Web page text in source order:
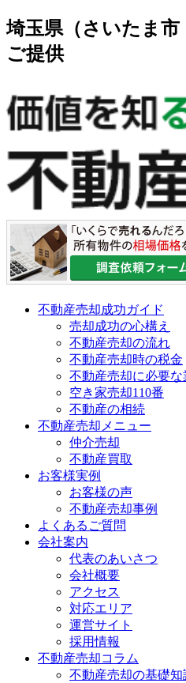
埼玉県（さいたま市
ご提供
不動産売却成功ガイド
売却成功の心構え
不動産売却の流れ
不動産売却時の税金
不動産売却に必要な
空き家売却110番
不動産の相続
不動産売却メニュー
仲介売却
不動産買取
お客様実例
お客様の声
不動産売却事例
よくあるご質問
会社案内
代表のあいさつ
会社概要
アクセス
対応エリア
運営サイト
採用情報
不動産売却コラム
不動産売却の基礎知